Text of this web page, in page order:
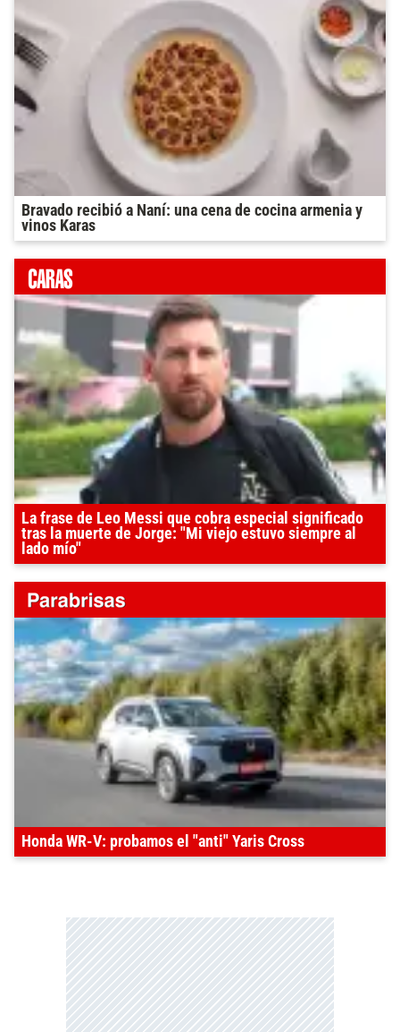
Bravado recibió a Naní: una cena de cocina armenia y
vinos Karas
La frase de Leo Messi que cobra especial significado
tras la muerte de Jorge: "Mi viejo estuvo siempre al
lado mío"
Honda WR-V: probamos el "anti" Yaris Cross